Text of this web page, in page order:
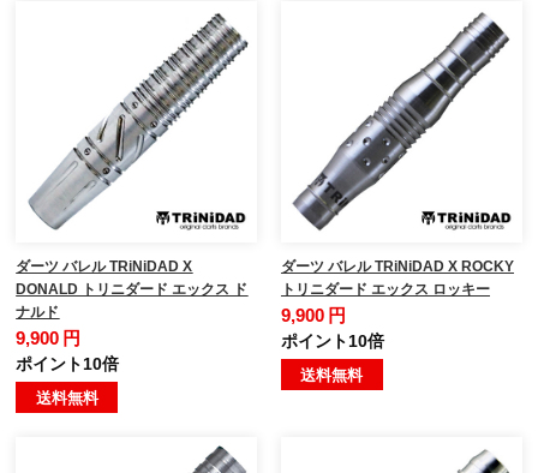
ダーツ バレル TRiNiDAD X
DONALD トリニダード エックス ド
ナルド
9,900 円
ポイント10倍
送料無料
ダーツ バレル TRiNiDAD X ROCKY
トリニダード エックス ロッキー
9,900 円
ポイント10倍
送料無料